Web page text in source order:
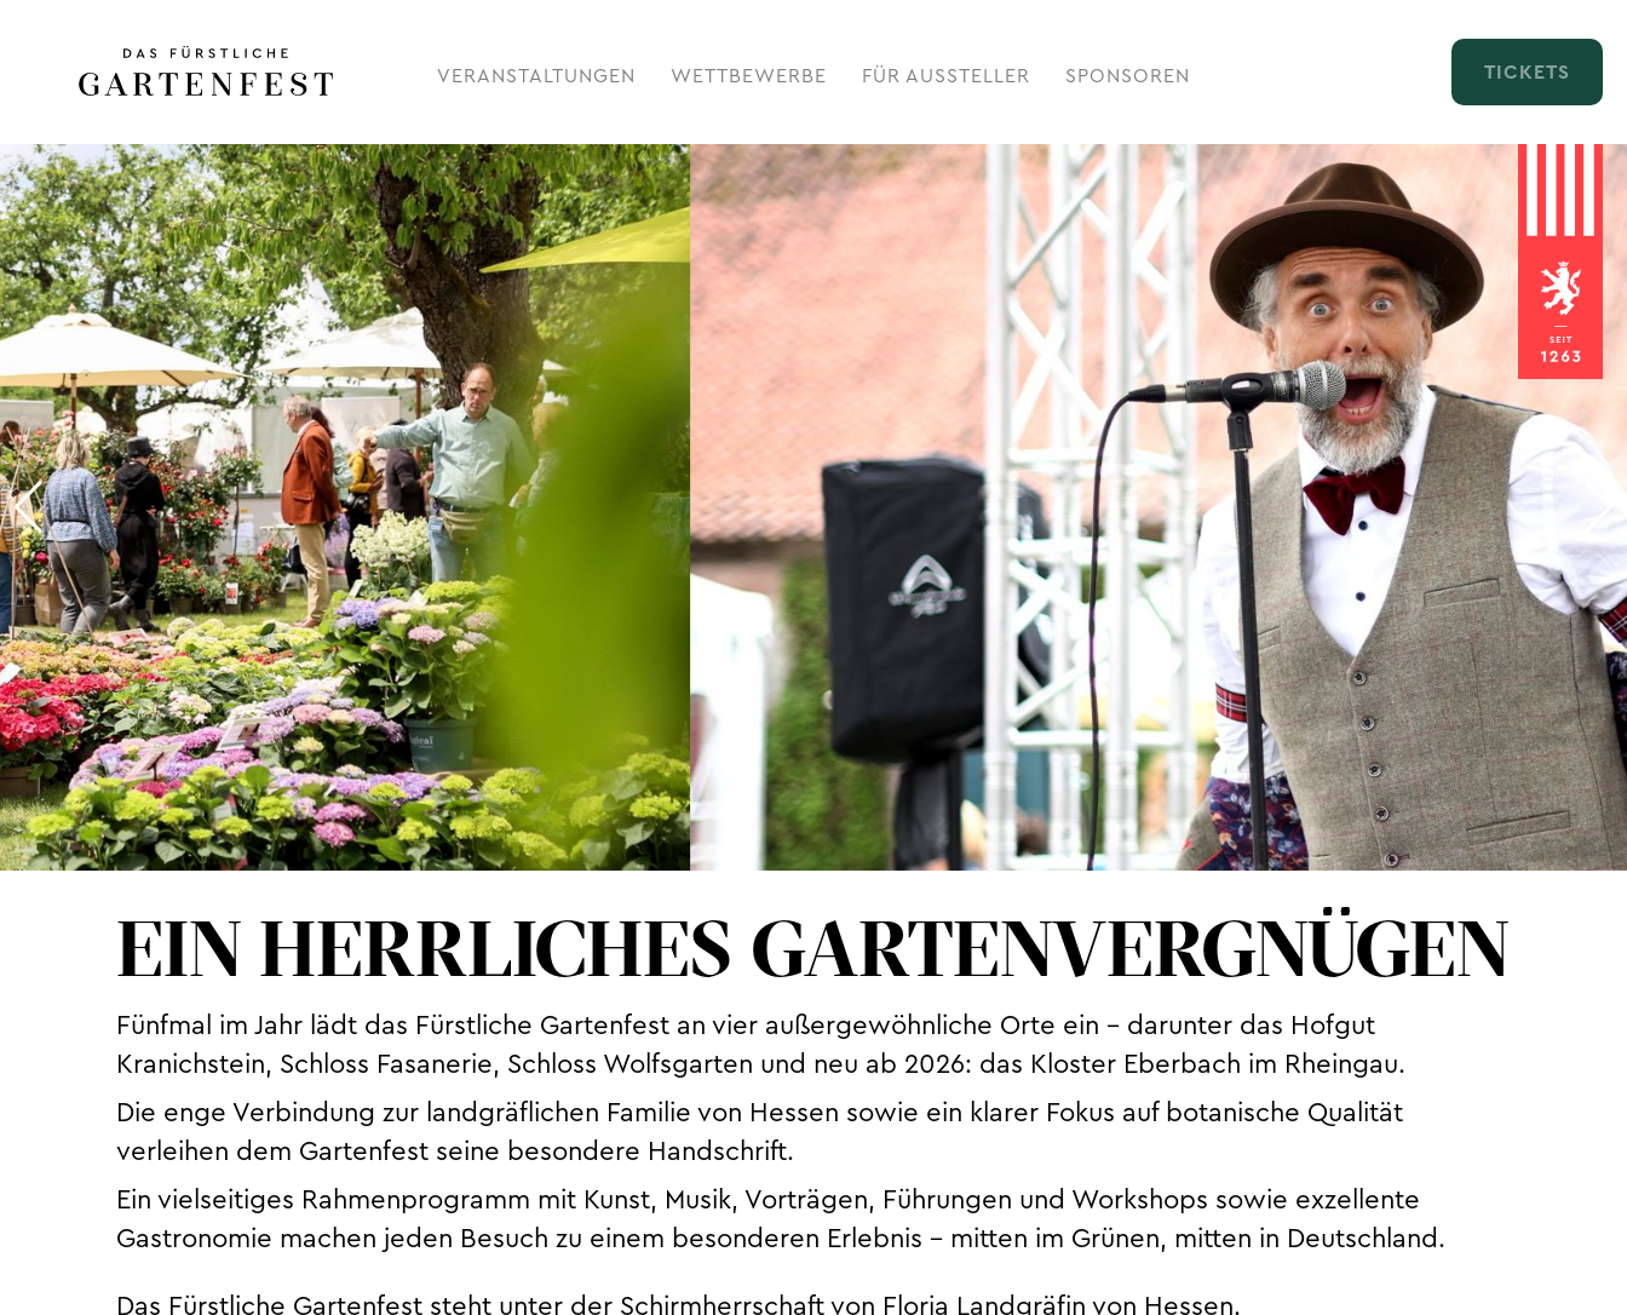
VERANSTALTUNGEN WETTBEWERBE FÜR AUSSTELLER SPONSOREN TICKETS
EIN HERRLICHES GARTENVERGNÜGEN
Fünfmal im Jahr lädt das Fürstliche Gartenfest an vier außergewöhnliche Orte ein – darunter das Hofgut
Kranichstein, Schloss Fasanerie, Schloss Wolfsgarten und neu ab 2026: das Kloster Eberbach im Rheingau.
Die enge Verbindung zur landgräflichen Familie von Hessen sowie ein klarer Fokus auf botanische Qualität
verleihen dem Gartenfest seine besondere Handschrift.
Ein vielseitiges Rahmenprogramm mit Kunst, Musik, Vorträgen, Führungen und Workshops sowie exzellente
Gastronomie machen jeden Besuch zu einem besonderen Erlebnis – mitten im Grünen, mitten in Deutschland.
Das Fürstliche Gartenfest steht unter der Schirmherrschaft von Floria Landgräfin von Hessen.